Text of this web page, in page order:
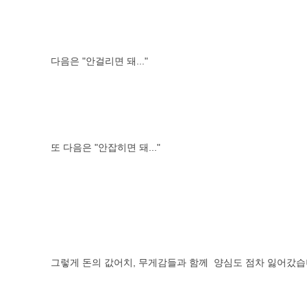
다음은 "안걸리면 돼..."
또 다음은 "안잡히면 돼..."
그렇게 돈의 값어치, 무게감들과 함께 양심도 점차 잃어갔